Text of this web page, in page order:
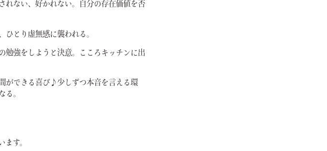
れない、好かれない。自分の存在価値を否
とり虚無感に襲われる。
勉強をしようと決意。こころキッチンに出
ができる喜び♪少しずつ本音を言える環
る。
ます。